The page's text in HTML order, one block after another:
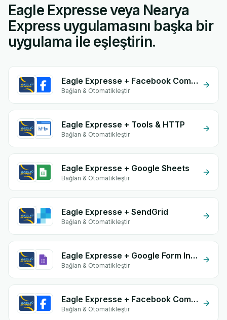
Eagle Expresse veya Nearya
Express uygulamasını başka bir
uygulama ile eşleştirin.
Eagle Expresse + Facebook Comments
Bağlan & Otomatikleştir
Eagle Expresse + Tools & HTTP
Bağlan & Otomatikleştir
Eagle Expresse + Google Sheets
Bağlan & Otomatikleştir
Eagle Expresse + SendGrid
Bağlan & Otomatikleştir
Eagle Expresse + Google Form Integration
Bağlan & Otomatikleştir
Eagle Expresse + Facebook Commerce
Bağlan & Otomatikleştir